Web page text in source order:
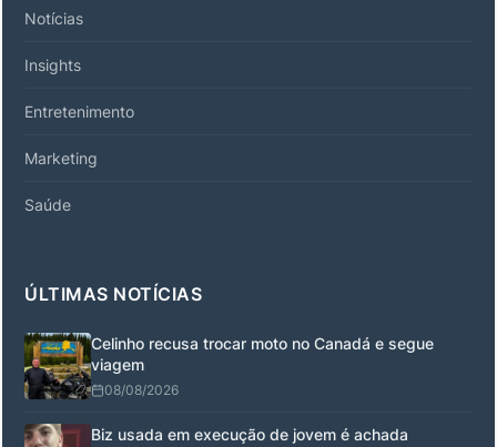
Notícias
Insights
Entretenimento
Marketing
Saúde
ÚLTIMAS NOTÍCIAS
Celinho recusa trocar moto no Canadá e segue
viagem
08/08/2026
Biz usada em execução de jovem é achada